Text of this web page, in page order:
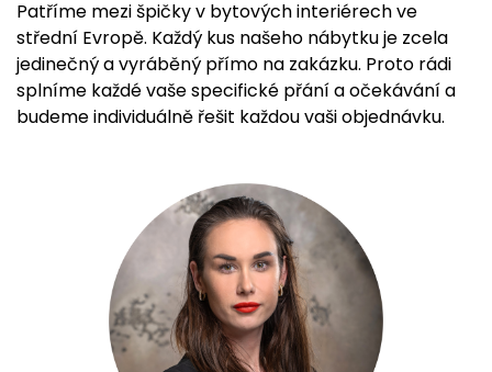
Patříme mezi špičky v bytových interiérech ve
střední Evropě. Každý kus našeho nábytku je zcela
jedinečný a vyráběný přímo na zakázku. Proto rádi
splníme každé vaše specifické přání a očekávání a
budeme individuálně řešit každou vaši objednávku.